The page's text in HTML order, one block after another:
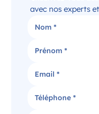
avec nos experts